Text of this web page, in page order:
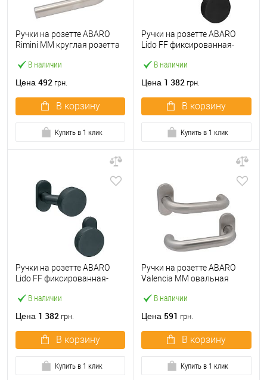
В наличии
Ручки на розетте ABARO
Rimini MM круглая розетта
Цена 492 грн.
В корзину
Купить в 1 клик
В наличии
Ручки на розетте ABARO
Lido FF фиксированная-
Цена 1 382 грн.
В корзину
Купить в 1 клик
В наличии
Ручки на розетте ABARO
Lido FF фиксированная-
Цена 1 382 грн.
В корзину
Купить в 1 клик
В наличии
Ручки на розетте ABARO
Valencia MM овальная
сталь
Цена 591 грн.
В корзину
Купить в 1 клик